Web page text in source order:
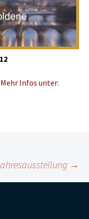
Mehr Infos unter:
→